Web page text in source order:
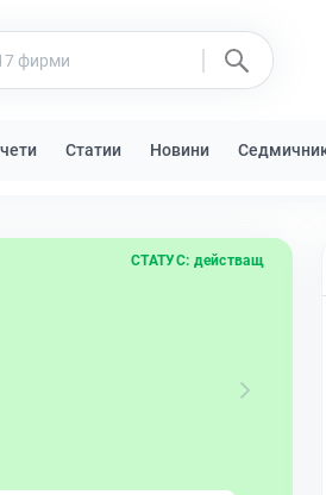
Статии Новини
СТАТУС: действащ